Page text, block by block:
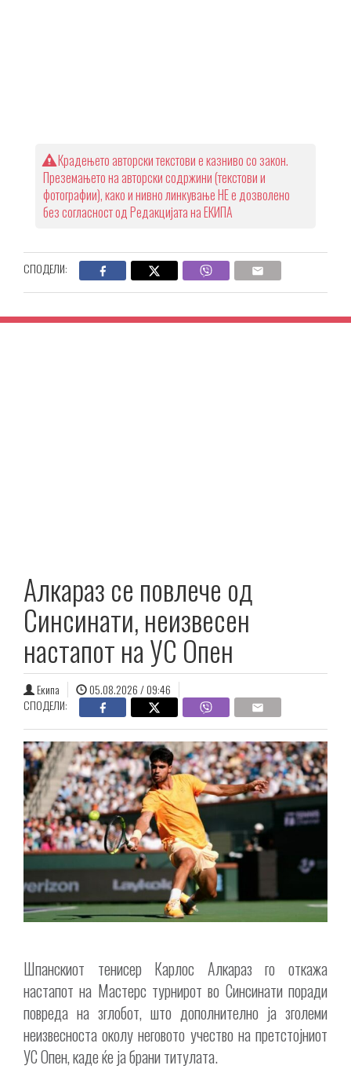
Крадењето авторски текстови е казниво со закон.
Преземањето на авторски содржини (текстови и
фотографии), како и нивно линкување НЕ е дозволено
без согласност од Редакцијата на ЕКИПА
СПОДЕЛИ:
Алкараз се повлече од
Синсинати, неизвесен
настапот на УС Опен
Екипа
05.08.2026 / 09:46
СПОДЕЛИ:
Шпанскиот тенисер Карлос Алкараз го откажа
настапот на Мастерс турнирот во Синсинати поради
повреда на зглобот, што дополнително ја зголеми
неизвесноста околу неговото учество на претстојниот
УС Опен, каде ќе ја брани титулата.